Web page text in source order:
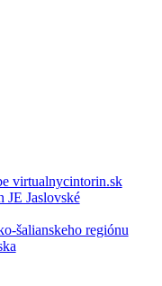
virtualnycintorin.sk
JE Jaslovské
šalianskeho regiónu